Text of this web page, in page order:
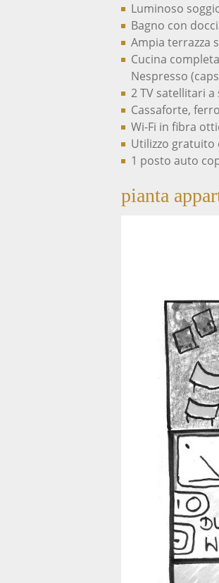
Luminoso
Bagno con
Ampia terrazza
Cucina
Nespresso
2 TV satellitari
Cassaforte,
Wi-Fi in fibra
Utilizzo gratuito
1 posto auto
pianta